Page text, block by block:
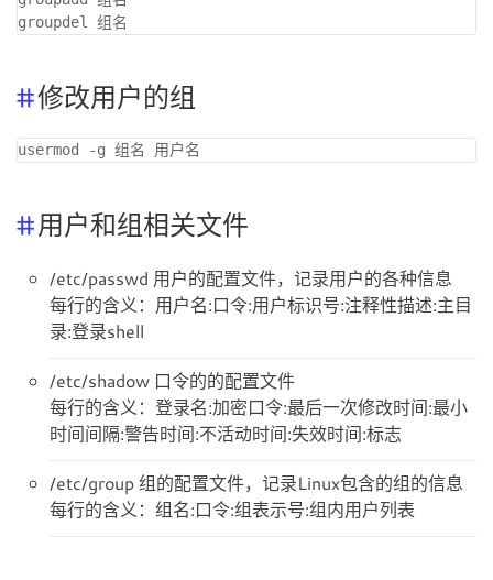
修改用户的组
用户和组相关文件
/etc/passwd 用户的配置文件，记录用户的各种信息
每行的含义：用户名:口令:用户标识号:注释性描述:主目
录:登录shell
/etc/shadow 口令的的配置文件
每行的含义：登录名:加密口令:最后一次修改时间:最小
时间间隔:警告时间:不活动时间:失效时间:标志
/etc/group 组的配置文件，记录Linux包含的组的信息
每行的含义：组名:口令:组表示号:组内用户列表